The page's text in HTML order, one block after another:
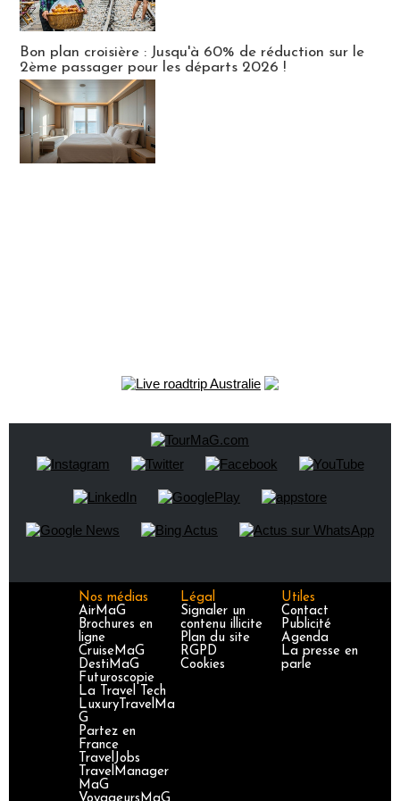
Bon plan croisière : Jusqu'à 60% de réduction sur le
2ème passager pour les départs 2026 !
Nos médias
AirMaG
Brochures en
ligne
CruiseMaG
DestiMaG
Futuroscopie
La Travel Tech
LuxuryTravelMa
G
Partez en
France
TravelJobs
TravelManager
MaG
Légal
Signaler un
contenu illicite
Plan du site
RGPD
Cookies
Utiles
Contact
Publicité
Agenda
La presse en
parle